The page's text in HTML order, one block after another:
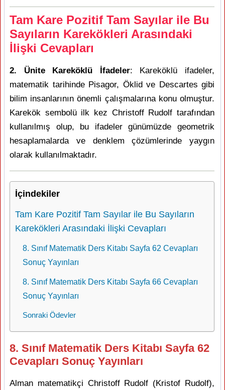
Tam Kare Pozitif Tam Sayılar ile Bu
Sayıların Karekökleri Arasındaki
İlişki Cevapları
2. Ünite Kareköklü İfadeler: Kareköklü ifadeler,
matematik tarihinde Pisagor, Öklid ve Descartes gibi
bilim insanlarının önemli çalışmalarına konu olmuştur.
Karekök sembolü ilk kez Christoff Rudolf tarafından
kullanılmış olup, bu ifadeler günümüzde geometrik
hesaplamalarda ve denklem çözümlerinde yaygın
olarak kullanılmaktadır.
İçindekiler
Tam Kare Pozitif Tam Sayılar ile Bu Sayıların
Karekökleri Arasındaki İlişki Cevapları
8. Sınıf Matematik Ders Kitabı Sayfa 62 Cevapları
Sonuç Yayınları
8. Sınıf Matematik Ders Kitabı Sayfa 66 Cevapları
Sonuç Yayınları
Sonraki Ödevler
8. Sınıf Matematik Ders Kitabı Sayfa 62
Cevapları Sonuç Yayınları
Alman matematikçi Christoff Rudolf (Kristof Rudolf),